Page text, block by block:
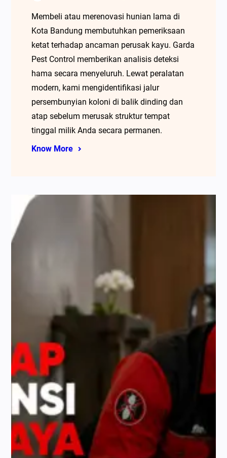
Membeli atau merenovasi hunian lama di
Kota Bandung membutuhkan pemeriksaan
ketat terhadap ancaman perusak kayu. Garda
Pest Control memberikan analisis deteksi
hama secara menyeluruh. Lewat peralatan
modern, kami mengidentifikasi jalur
persembunyian koloni di balik dinding dan
atap sebelum merusak struktur tempat
tinggal milik Anda secara permanen.
Know More